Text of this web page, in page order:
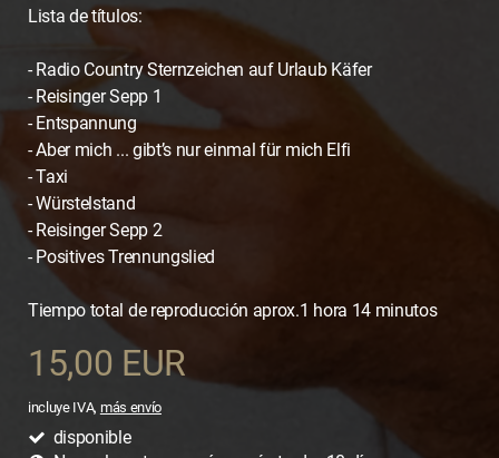
Lista de títulos:
- Radio Country Sternzeichen auf Urlaub Käfer
- Reisinger Sepp 1
- Entspannung
- Aber mich ... gibt’s nur einmal für mich Elfi
- Taxi
- Würstelstand
- Reisinger Sepp 2
- Positives Trennungslied
Tiempo total de reproducción aprox.1 hora 14 minutos
15,00 EUR
incluye IVA, más envío
disponible